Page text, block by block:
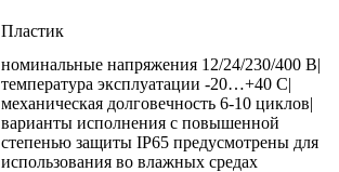
Пластик
номинальные напряжения 12/24/230/400 В|
температура эксплуатации -20…+40 С|
механическая долговечность 6-10 циклов|
варианты исполнения с повышенной
степенью защиты IP65 предусмотрены для
использования во влажных средах